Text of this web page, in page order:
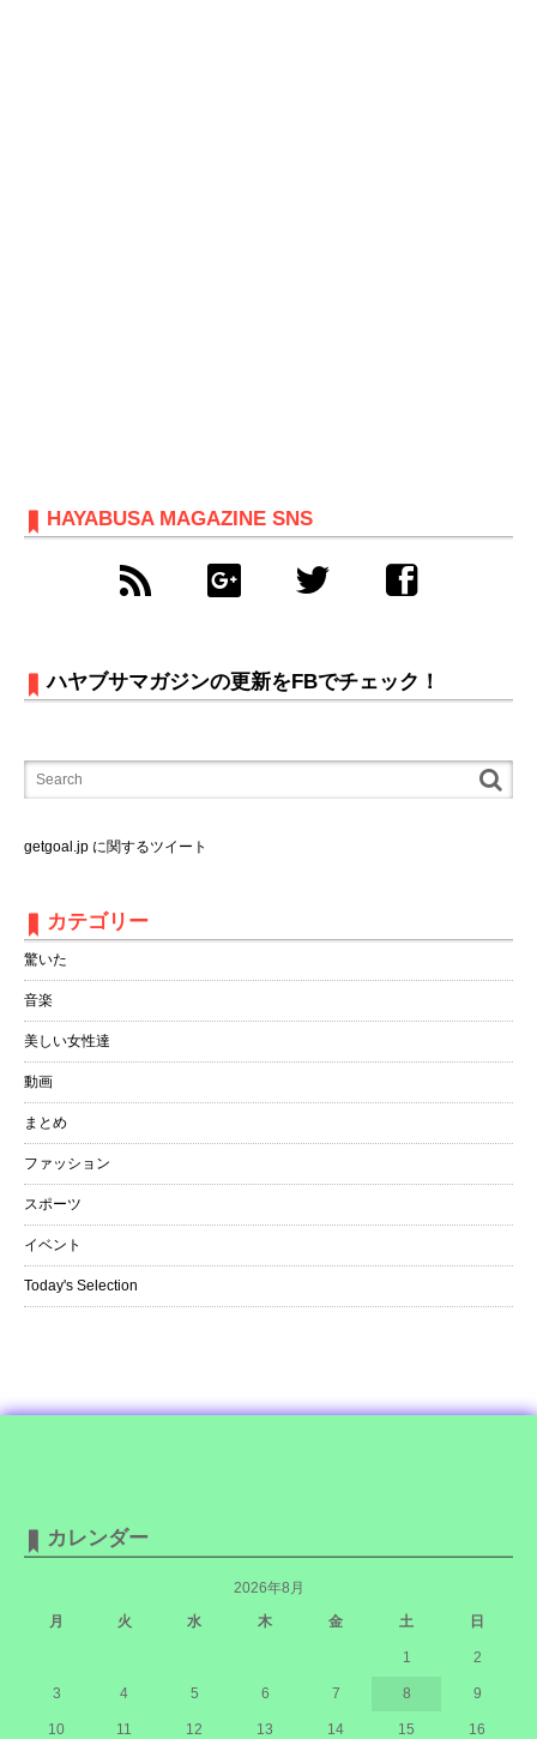
HAYABUSA MAGAZINE SNS
ハヤブサマガジンの更新をFBでチェック！
getgoal.jp に関するツイート
カテゴリー
驚いた
音楽
美しい女性達
動画
まとめ
ファッション
スポーツ
イベント
Today's Selection
カレンダー
2026年8月
月
火 水 木 金 土 日
1 2
3 4 5 6 7 8 9
10 11 12 13 14 15 16